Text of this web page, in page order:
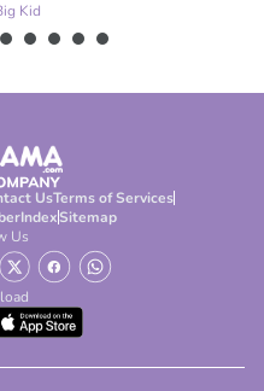
Kid
UsTerms of Services
IndexSitemap
Us